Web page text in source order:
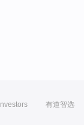
Investors 有道智选